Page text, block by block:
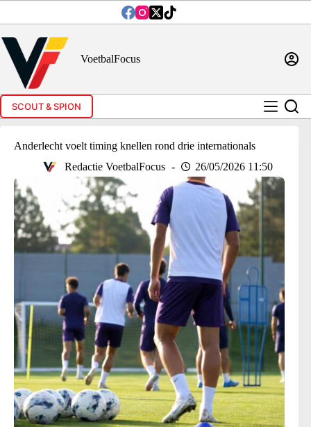
inhoud
VoetbalFocus
SCOUT & SPION
Anderlecht voelt timing knellen rond drie internationals
Redactie VoetbalFocus
26/05/2026 11:50